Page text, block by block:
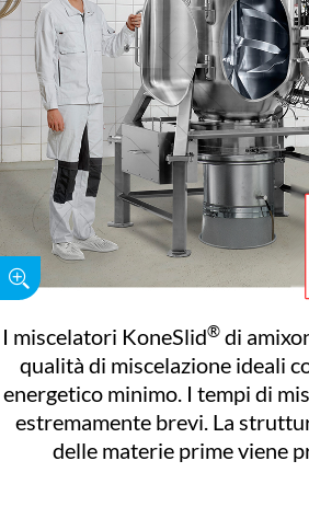
I miscelatori KoneSlid®di
qualità di miscelazione ideali
energetico minimo. I tempi di
estremamente brevi. La
delle materie prime viene